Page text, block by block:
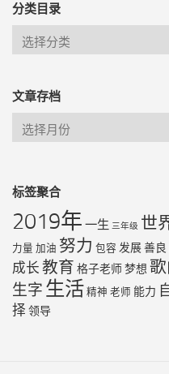
分类目录
文章存档
标签聚合
2019年 一生 三年级 世
力量 加油 努力 包容 发展善良
成长 教育 格子老师梦想
生字 生活 精神 老师 能力
择 领导